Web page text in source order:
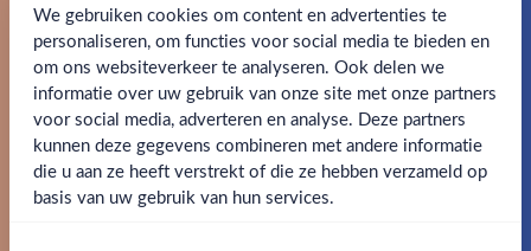
Ben jij 18 jaar of ouder?
Ja Nee
We gebruiken cookies om content en advertenties te
personaliseren, om functies voor social media te bieden en
om ons websiteverkeer te analyseren. Ook delen we
informatie over uw gebruik van onze site met onze partners
voor social media, adverteren en analyse. Deze partners
kunnen deze gegevens combineren met andere informatie
die u aan ze heeft verstrekt of die ze hebben verzameld op
basis van uw gebruik van hun services.
Schrijf je in en ontvang direct 5% korting op je eerste
bestelling.
Email
Claim mijn korting